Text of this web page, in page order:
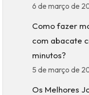
6 de março de
Como fazer
com abacate
minutos?
5 de março de
Os Melhores